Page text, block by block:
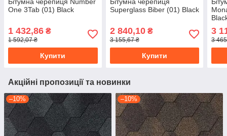
One 3Tab (01) Black
1 432,86 ₴
1 592,07 ₴
Купити
Superglass Biber (01) Black
2 840,10₴
3 155,67 ₴
Купити
3
3
Акційні пропозиції та новинки
–10% –10%